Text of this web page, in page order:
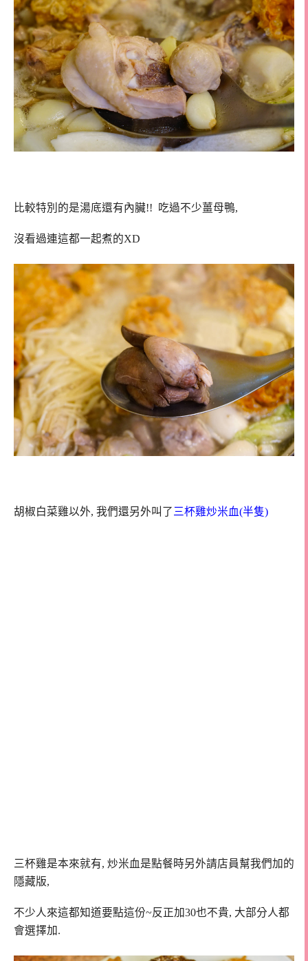
比較特別的是湯底還有內臟!! 吃過不少薑母鴨,
沒看過連這都一起煮的XD
胡椒白菜雞以外, 我們還另外叫了 三杯雞炒米血(半隻)
三杯雞是本來就有, 炒米血是點餐時另外請店員幫我們加的
隱藏版,
不少人來這都知道要點這份~反正加30也不貴, 大部分人都
會選擇加.